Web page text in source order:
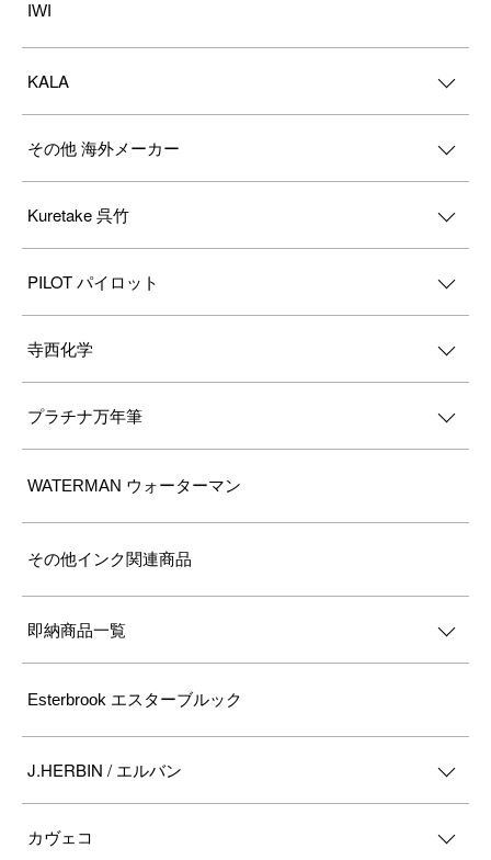
IWI
KALA
その他 海外メーカー
Kuretake 呉竹
PILOT パイロット
寺西化学
プラチナ万年筆
WATERMAN ウォーターマン
その他インク関連商品
即納商品一覧
Esterbrook エスターブルック
J.HERBIN / エルバン
カヴェコ